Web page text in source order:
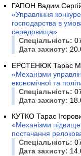
ГАПОН Вадим
«Управління
господарства в
середовища»
Спеціальність:
Дата захисту:
ЕРСТЕНЮК Тарас
«Механізми
економічної та
Спеціальність:
Дата захисту:
КУТКО Тарас
«Механізми
постачання
Спеціальність:
Дата захисту: